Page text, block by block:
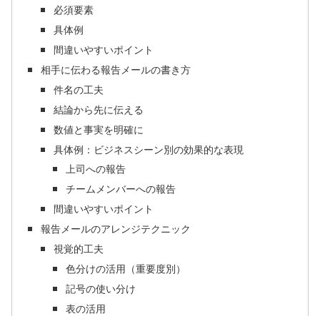
必須要素
具体例
間違いやすいポイント
相手に伝わる報告メールの書き方
件名の工夫
結論から先に伝える
数値と事実を明確に
具体例：ビジネスシーン別の効果的な表現
上司への報告
チームメンバーへの報告
間違いやすいポイント
報告メールのアレンジテクニック
視覚的工夫
色分けの活用（重要度別）
記号の使い分け
表の活用